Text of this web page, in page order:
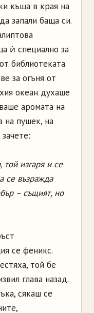
къща в края на
запали баща си.
ѝ специално за
библиотеката.
за огъня от
океан духаше
аромата на
на пушек, на
изгаря и се
се възражда
– същият, но
се феникс.
той бе
глава назад.
сякаш се